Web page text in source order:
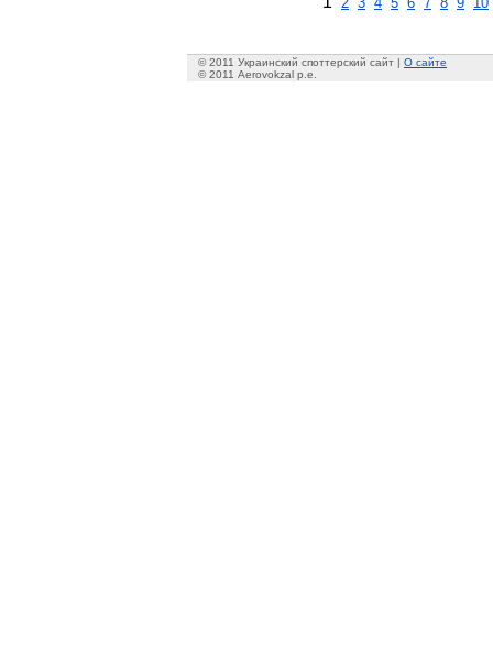
© 2011 Украинский споттерский сайт | О сайте
© 2011 Aerovokzal p.e.